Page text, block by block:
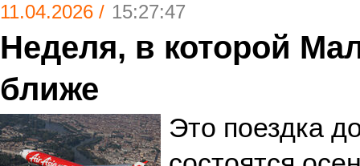
11.04.2026 / 15:27:47
Неделя, в которой
ближе
Это поездка